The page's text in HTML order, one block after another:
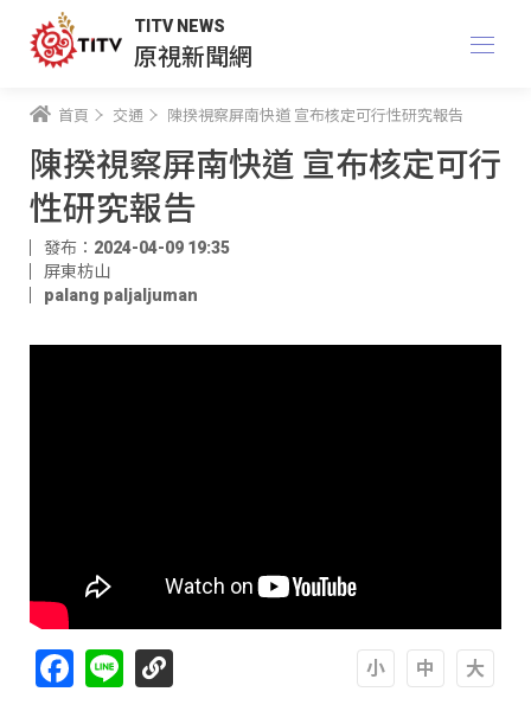
TITV NEWS
原視新聞網
首頁 交通 陳揆視察屏南快道 宣布核定可行性研究報告
陳揆視察屏南快道 宣布核定可行
性研究報告
發布：2024-04-09 19:35
屏東枋山
palang paljaljuman
Facebook
Line